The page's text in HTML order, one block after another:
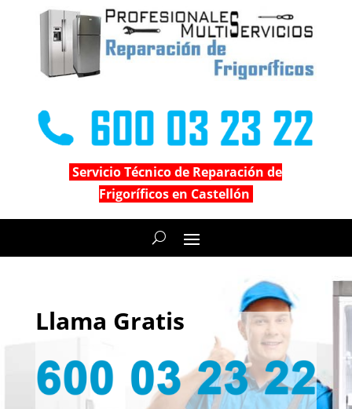
Servicio Técnico de Reparación de
Frigoríficos en Castellón
Llama Gratis